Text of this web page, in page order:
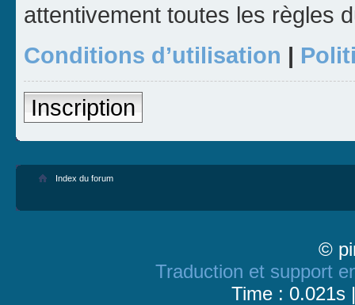
attentivement toutes les règles
Conditions d’utilisation |
Inscription
Index du forum
©
Traduction et support
Time : 0.021s